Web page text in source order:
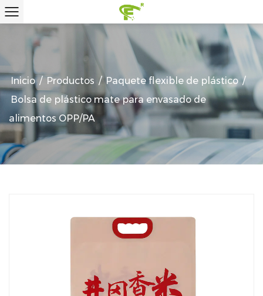
Inicio /Productos / Paquete flexible de plástico /
Bolsa de plástico mate para envasado de
alimentos OPP/PA